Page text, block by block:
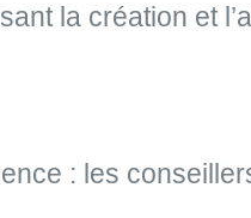
la création et
: les